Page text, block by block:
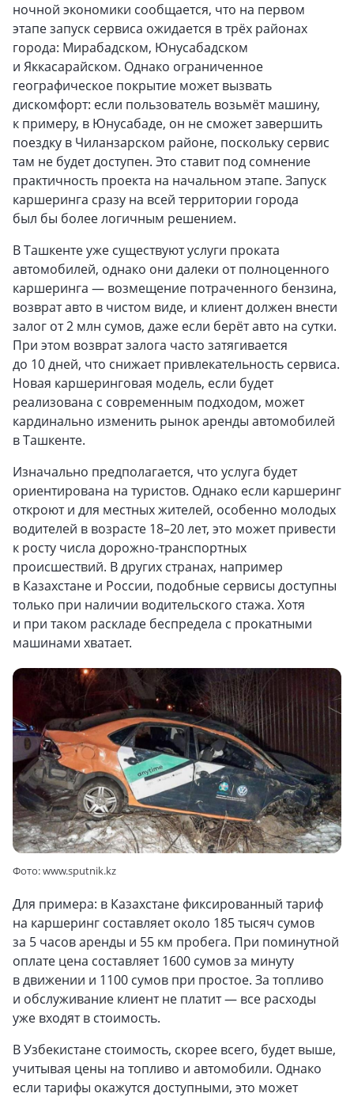
ночной экономики сообщается, что на первом
этапе запуск сервиса ожидается в трёх районах
города: Мирабадском, Юнусабадском
и Яккасарайском. Однако ограниченное
географическое покрытие может вызвать
дискомфорт: если пользователь возьмёт машину,
к примеру, в Юнусабаде, он не сможет завершить
поездку в Чиланзарском районе, поскольку сервис
там не будет доступен. Это ставит под сомнение
практичность проекта на начальном этапе. Запуск
каршеринга сразу на всей территории города
был бы более логичным решением.
В Ташкенте уже существуют услуги проката
автомобилей, однако они далеки от полноценного
каршеринга — возмещение потраченного бензина,
возврат авто в чистом виде, и клиент должен внести
залог от 2 млн сумов, даже если берёт авто на сутки.
При этом возврат залога часто затягивается
до 10 дней, что снижает привлекательность сервиса.
Новая каршеринговая модель, если будет
реализована с современным подходом, может
кардинально изменить рынок аренды автомобилей
в Ташкенте.
Изначально предполагается, что услуга будет
ориентирована на туристов. Однако если каршеринг
откроют и для местных жителей, особенно молодых
водителей в возрасте 18–20 лет, это может привести
к росту числа дорожно-транспортных
происшествий. В других странах, например
в Казахстане и России, подобные сервисы доступны
только при наличии водительского стажа. Хотя
и при таком раскладе беспредела с прокатными
машинами хватает.
Фото: www.sputnik.kz
Для примера: в Казахстане фиксированный тариф
на каршеринг составляет около 185 тысяч сумов
за 5 часов аренды и 55 км пробега. При поминутной
оплате цена составляет 1600 сумов за минуту
в движении и 1100 сумов при простое. За топливо
и обслуживание клиент не платит — все расходы
уже входят в стоимость.
В Узбекистане стоимость, скорее всего, будет выше,
учитывая цены на топливо и автомобили. Однако
если тарифы окажутся доступными, это может